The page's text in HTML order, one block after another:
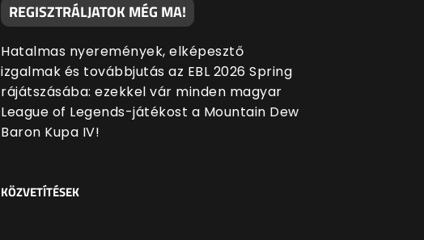
REGISZTRÁLJATOK MÉG MA!
Hatalmas nyeremények, elképesztő
izgalmak és továbbjutás az EBL 2026 Spring
rájátszásába: ezekkel vár minden magyar
League of Legends-játékost a Mountain Dew
Baron Kupa IV!
KÖZVETÍTÉSEK